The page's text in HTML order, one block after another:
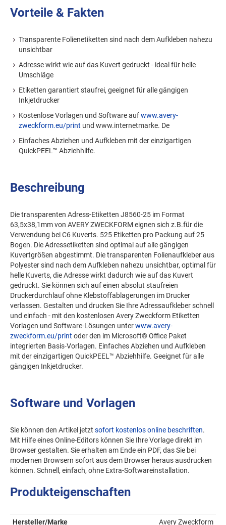
Vorteile & Fakten
Transparente Folienetiketten sind nach dem Aufkleben nahezu
unsichtbar
Adresse wirkt wie auf das Kuvert gedruckt - ideal für helle
Umschläge
Etiketten garantiert staufrei, geeignet für alle gängigen
Inkjetdrucker
Kostenlose Vorlagen und Software aufwww.avery-
zweckform.eu/print und www.internetmarke. De
Einfaches Abziehen und Aufkleben mit der einzigartigen
QuickPEEL™ Abziehhilfe.
Beschreibung
Die transparenten Adress-Etiketten J8560-25 im Format
63,5x38,1mm von AVERY ZWECKFORM eignen sich z.B.für die
Verwendung bei C6 Kuverts. 525 Etiketten pro Packung auf 25
Bogen. Die Adressetiketten sind optimal auf alle gängigen
Kuvertgrößen abgestimmt. Die transparenten Folienaufkleber aus
Polyester sind nach dem Aufkleben nahezu unsichtbar, optimal für
helle Kuverts, die Adresse wirkt dadurch wie auf das Kuvert
gedruckt. Sie können sich auf einen absolut staufreien
Druckerdurchlauf ohne Klebstoffablagerungen im Drucker
verlassen. Gestalten und drucken Sie Ihre Adressaufkleber schnell
und einfach - mit den kostenlosen Avery Zweckform Etiketten
Vorlagen und Software-Lösungen unterwww.avery-
zweckform.eu/print oder den im Microsoft® Office Paket
integrierten Basis-Vorlagen. Einfaches Abziehen und Aufkleben
mit der einzigartigen QuickPEEL™ Abziehhilfe. Geeignet für alle
gängigen Inkjetdrucker.
Software und Vorlagen
Sie können den Artikel jetzt sofort kostenlos online beschriften.
Mit Hilfe eines Online-Editors können Sie Ihre Vorlage direkt im
Browser gestalten. Sie erhalten am Ende ein PDF, das Sie bei
modernen Browsern sofort aus dem Browser heraus ausdrucken
können. Schnell, einfach, ohne Extra-Softwareinstallation.
Produkteigenschaften
Hersteller/Marke Avery Zweckform